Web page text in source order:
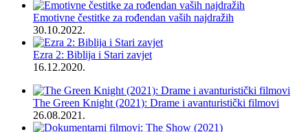
Emotivne čestitke za rođendan vaših najdražih
30.10.2022.
Ezra 2: Biblija i Stari zavjet
16.12.2020.
The Green Knight (2021): Drame i avanturistički filmovi
26.08.2021.